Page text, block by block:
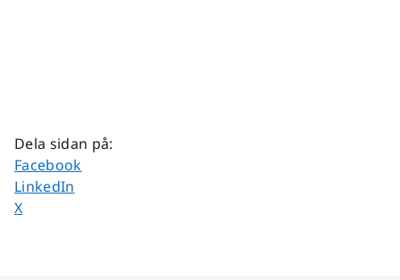
Dela sidan på:
Dela sidan på
Facebook
Dela sidan på
LinkedIn
Dela sidan på
X